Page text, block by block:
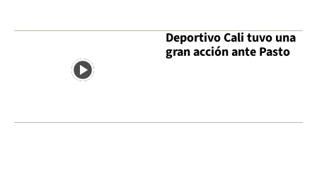
Deportivo Cali tuvo una
gran acción ante Pasto